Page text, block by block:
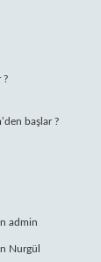
?
başlar ?
admin
Nurgül